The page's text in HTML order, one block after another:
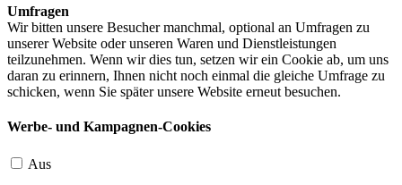
Umfragen
Wir bitten unsere Besucher manchmal, optional an Umfragen zu
unserer Website oder unseren Waren und Dienstleistungen
teilzunehmen. Wenn wir dies tun, setzen wir ein Cookie ab, um uns
daran zu erinnern, Ihnen nicht noch einmal die gleiche Umfrage zu
schicken, wenn Sie später unsere Website erneut besuchen.
Werbe- und Kampagnen-Cookies
Aus